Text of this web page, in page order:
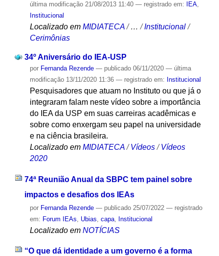
última modificação21/08/2013 11:40 — registrado em: IEA,
Institucional
Localizado em MIDIATECA /…/Institucional /
Cerimônias
34º Aniversário do IEA-USP
por Fernanda Rezende — publicado06/11/2020 — última
modificação13/11/2020 11:36 — registrado em: Institucional
Pesquisadores que atuam no Instituto ou que já o
integraram falam neste vídeo sobre a importância
do IEA da USP em suas carreiras acadêmicas e
sobre como enxergam seu papel na universidade
e na ciência brasileira.
Localizado em MIDIATECA /Vídeos /Vídeos
2020
74ª Reunião Anual da SBPC tem painel sobre
impactos e desafios dos IEAs
por Fernanda Rezende — publicado25/07/2022 — registrado
em: Forum IEAs Ubias capa, Institucional
Localizado em NOTÍCIAS
“O que dá identidade a um governo é a forma